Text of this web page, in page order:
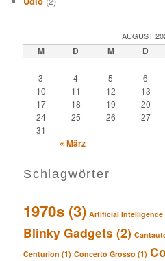
AUGUST
M D M D
3
4 5 6
10
11 12 13
17
18 19 20
24
25 26 27
31
« März
Schlagwörter
1970s (3) Artificial Intelligence
Blinky Gadgets (2)
Centurion (1) Concerto Grosso (1)